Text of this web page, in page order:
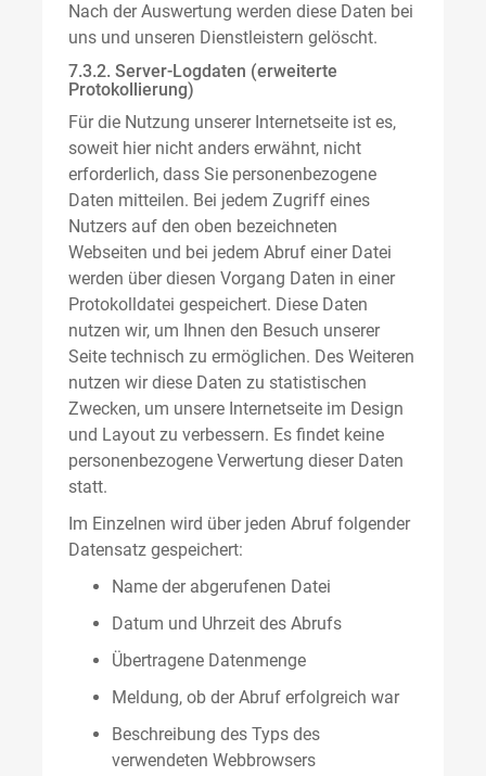
Nach der Auswertung werden diese Daten bei
uns und unseren Dienstleistern gelöscht.
7.3.2. Server-Logdaten (erweiterte
Protokollierung)
Für die Nutzung unserer Internetseite ist es,
soweit hier nicht anders erwähnt, nicht
erforderlich, dass Sie personenbezogene
Daten mitteilen. Bei jedem Zugriff eines
Nutzers auf den oben bezeichneten
Webseiten und bei jedem Abruf einer Datei
werden über diesen Vorgang Daten in einer
Protokolldatei gespeichert. Diese Daten
nutzen wir, um Ihnen den Besuch unserer
Seite technisch zu ermöglichen. Des Weiteren
nutzen wir diese Daten zu statistischen
Zwecken, um unsere Internetseite im Design
und Layout zu verbessern. Es findet keine
personenbezogene Verwertung dieser Daten
statt.
Im Einzelnen wird über jeden Abruf folgender
Datensatz gespeichert:
Name der abgerufenen Datei
Datum und Uhrzeit des Abrufs
Übertragene Datenmenge
Meldung, ob der Abruf erfolgreich war
Beschreibung des Typs des
verwendeten Webbrowsers